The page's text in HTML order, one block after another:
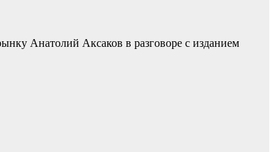
Анатолий Аксаков в разговоре с изданием